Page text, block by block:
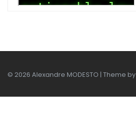
© 2026 Alexandre MODESTO | Theme by